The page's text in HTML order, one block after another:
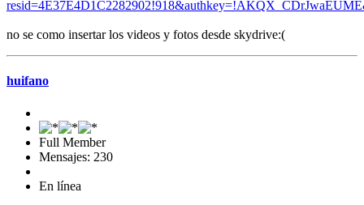
no se como insertar los videos y fotos desde skydrive:(
huifano
Full Member
Mensajes: 230
En línea